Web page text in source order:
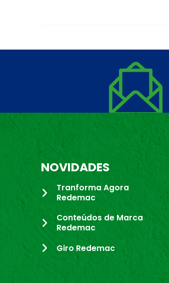
NOVIDADES
Tranforma Agora
Redemac
Conteúdos de Marca
Redemac
Giro Redemac